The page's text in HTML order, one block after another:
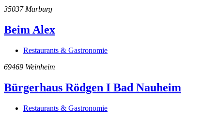
35037 Marburg
Beim Alex
Restaurants & Gastronomie
69469 Weinheim
Bürgerhaus Rödgen I Bad Nauheim
Restaurants & Gastronomie